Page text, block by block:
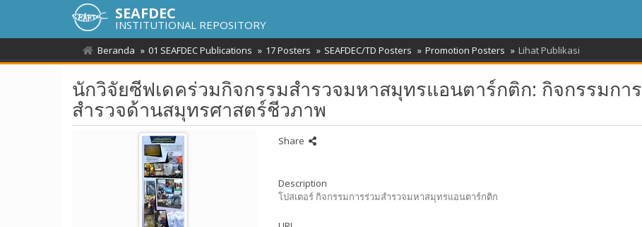
SEAFDEC
INSTITUTIONAL REPOSITORY
Beranda 01 SEAFDEC Publications 17 Posters SEAFDEC/TD Posters Promotion Posters Lihat Publikasi
นักวิจัยซีฟเดคร่วมกิจกรรมสำรวจมหาสมุทรแอนตาร์กติก: กิจกรรมการ
สำรวจด้านสมุทรศาสตร์ชีวภาพ
Share
Description
โปสเตอร์ กิจกรรมการร่วมสำรวจมหาสมุทรแอนตาร์กติก